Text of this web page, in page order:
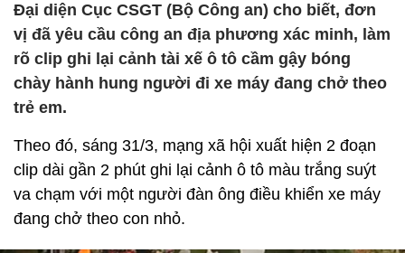
Đại diện Cục CSGT (Bộ Công an) cho biết, đơn
vị đã yêu cầu công an địa phương xác minh, làm
rõ clip ghi lại cảnh tài xế ô tô cầm gậy bóng
chày hành hung người đi xe máy đang chở theo
trẻ em.
Theo đó, sáng 31/3, mạng xã hội xuất hiện 2 đoạn
clip dài gần 2 phút ghi lại cảnh ô tô màu trắng suýt
va chạm với một người đàn ông điều khiển xe máy
đang chở theo con nhỏ.